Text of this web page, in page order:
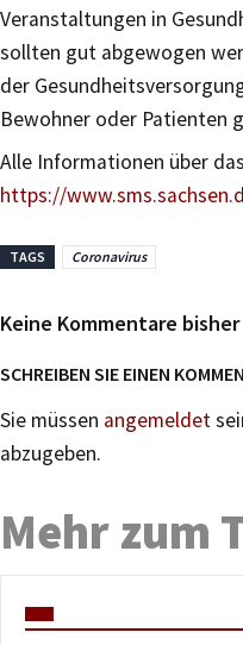
Veranstaltungen in
sollten gut abgewogen
der
Bewohner oder Patienten
Alle Informationen über
https://
TAGS Coronavirus
Keine Kommentare bisher
SCHREIBEN SIE EINEN
Sie müssen angemeldet
abzugeben.
Mehr zum